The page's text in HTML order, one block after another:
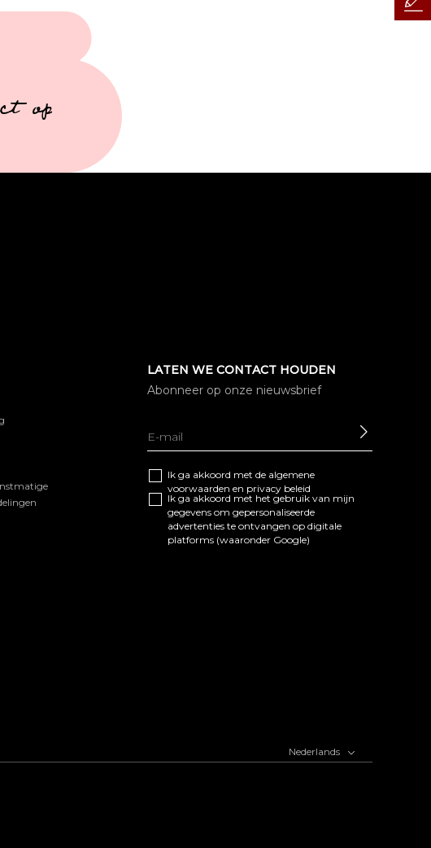
op
LATEN WE CONTACT HOUDEN
Abonneer op onze nieuwsbrief
Ik ga akkoord met de algemene
voorwaarden en privacy beleid
Ik ga akkoord met het gebruik van mijn
gegevens om gepersonaliseerde
advertenties te ontvangen op digitale
platforms (waaronder Google)
Nederlands